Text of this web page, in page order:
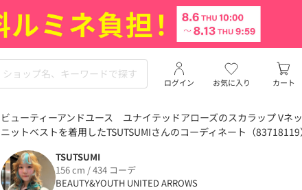
お気に入り
ログイン カート
ビューティーアンドユース ユナイテッドアローズのスカラップ Vネ
ニットベストを着用したTSUTSUMIさんのコーディネート（83718119
TSUTSUMI
156 cm / 434 コーデ
BEAUTY&YOUTH UNITED ARROWS